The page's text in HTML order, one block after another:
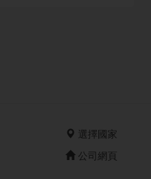
選擇國家
公司網頁